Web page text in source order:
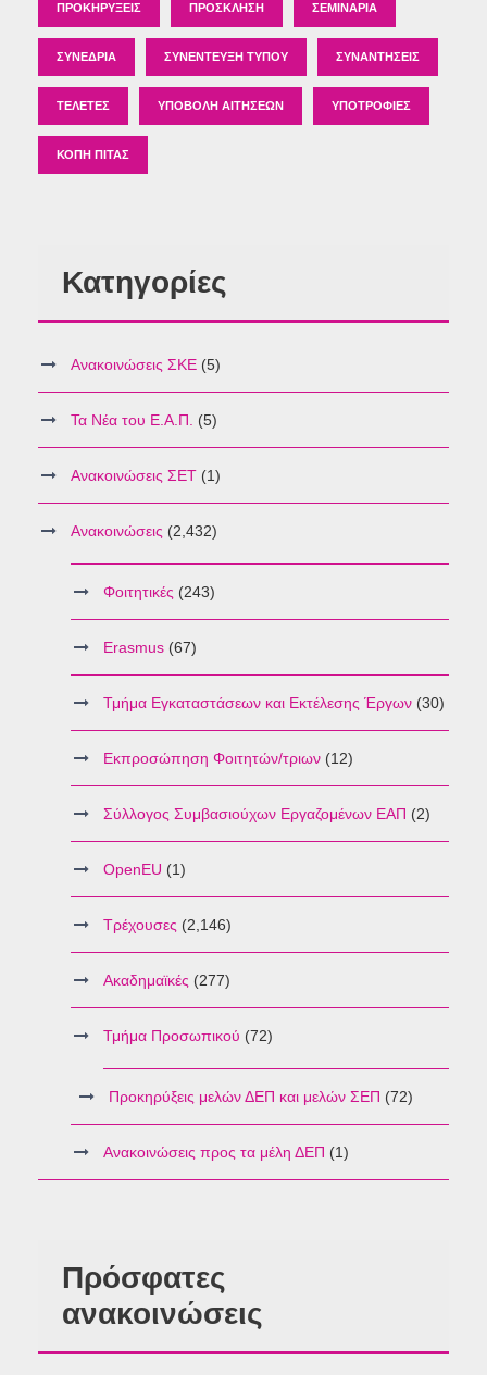
ΠΡΟΚΗΡΎΞΕΙΣ ΠΡΌΣΚΛΗΣΗ ΣΕΜΙΝΆΡΙΑ
ΣΥΝΈΔΡΙΑ ΣΥΝΈΝΤΕΥΞΗ ΤΎΠΟΥ ΣΥΝΑΝΤΉΣΕΙΣ
ΤΕΛΕΤΈΣ ΥΠΟΒΟΛΉ ΑΙΤΉΣΕΩΝ ΥΠΟΤΡΟΦΊΕΣ
ΚΟΠΉ ΠΊΤΑΣ
Κατηγορίες
Ανακοινώσεις ΣΚΕ (5)
Τα Νέα του Ε.Α.Π. (5)
Ανακοινώσεις ΣΕΤ (1)
Ανακοινώσεις (2,432)
Φοιτητικές (243)
Erasmus (67)
Τμήμα Εγκαταστάσεων και Εκτέλεσης Έργων (30)
Εκπροσώπηση Φοιτητών/τριων (12)
Σύλλογος Συμβασιούχων Εργαζομένων ΕΑΠ (2)
OpenEU (1)
Τρέχουσες (2,146)
Ακαδημαϊκές (277)
Τμήμα Προσωπικού (72)
Προκηρύξεις μελών ΔΕΠ και μελών ΣΕΠ (72)
Ανακοινώσεις προς τα μέλη ΔΕΠ (1)
Πρόσφατες
ανακοινώσεις